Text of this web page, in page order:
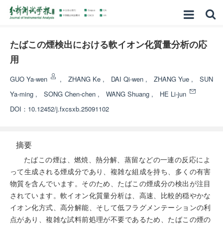
たばこの煙検出における軟イオン化質量分析の応
用
GUO Ya-wen , ZHANG Ke , DAI Qi-wen , ZHANG Yue ,
SUN
Ya-ming , SONG Chen-chen , WANG Shuang ,
HE Li-jun
DOI： 10.12452/j.fxcsxb.25091102
摘要
たばこの煙は、燃焼、熱分解、蒸留などの一連の反応によ
って生成される煙成分であり、複雑な組成を持ち、多くの有害
物質を含んでいます。そのため、たばこの煙成分の検出が注目
されています。軟イオン化質量分析は、高速、比較的穏やかな
イオン化方式、高分解能、そして低フラグメンテーションの利
点があり、複雑な試料前処理が不要であるため、たばこの煙の